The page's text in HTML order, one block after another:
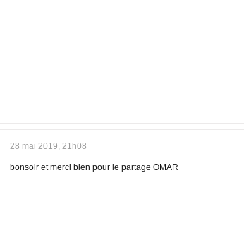
28 mai 2019, 21h08
bonsoir et merci bien pour le partage OMAR